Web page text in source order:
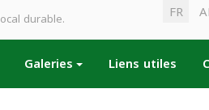
durable. FR
Galeries Liens utiles